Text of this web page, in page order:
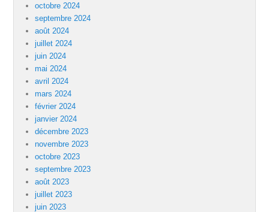
octobre 2024
septembre 2024
août 2024
juillet 2024
juin 2024
mai 2024
avril 2024
mars 2024
février 2024
janvier 2024
décembre 2023
novembre 2023
octobre 2023
septembre 2023
août 2023
juillet 2023
juin 2023